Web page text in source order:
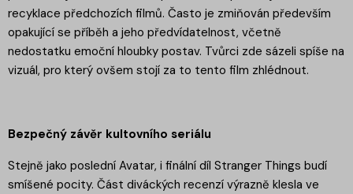
recyklace předchozích filmů. Často je zmiňován především
opakující se příběh a jeho předvídatelnost, včetně
nedostatku emoční hloubky postav. Tvůrci zde sázeli spíše na
vizuál, pro který ovšem stojí za to tento film zhlédnout.
Bezpečný závěr kultovního seriálu
Stejně jako poslední Avatar, i finální díl Stranger Things budí
smíšené pocity. Část diváckých recenzí výrazně klesla ve